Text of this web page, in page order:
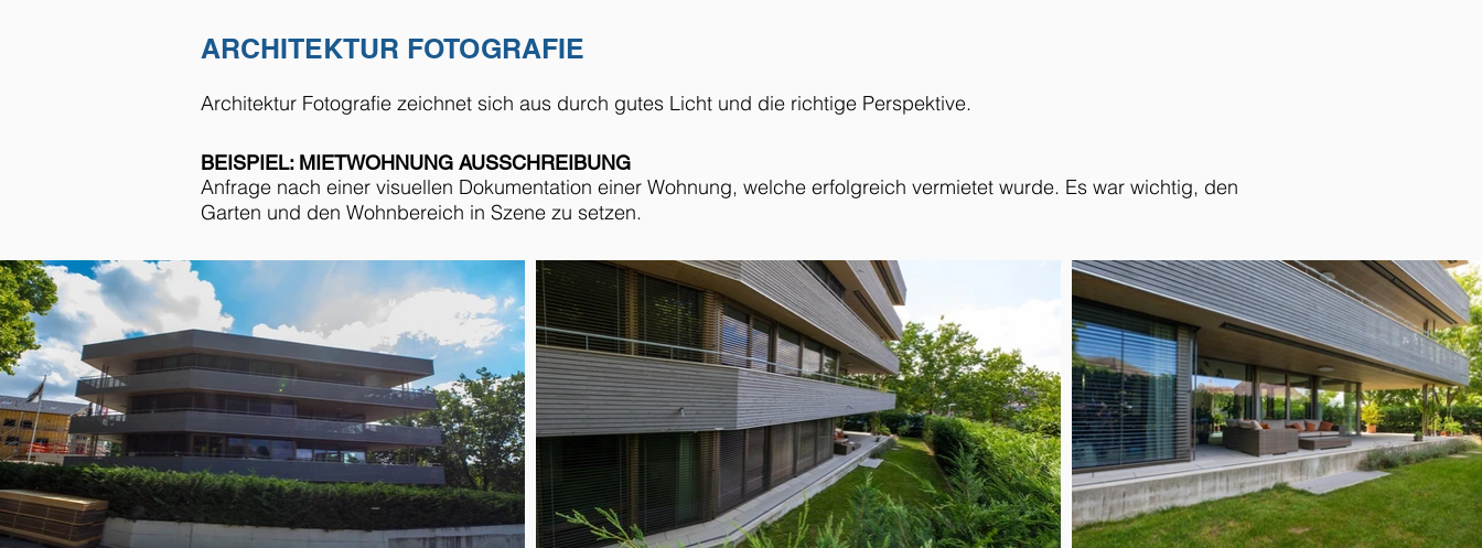
ARCHITEKTUR FOTOGRAFIE
Architektur Fotografie zeichnet sich aus durch gutes Licht und die richtige Perspektive.
BEISPIEL: MIETWOHNUNG AUSSCHREIBUNG
Anfrage nach einer visuellen Dokumentation einer Wohnung, welche erfolgreich vermietet wurde. Es war wichtig, den
Garten und den Wohnbereich in Szene zu setzen.